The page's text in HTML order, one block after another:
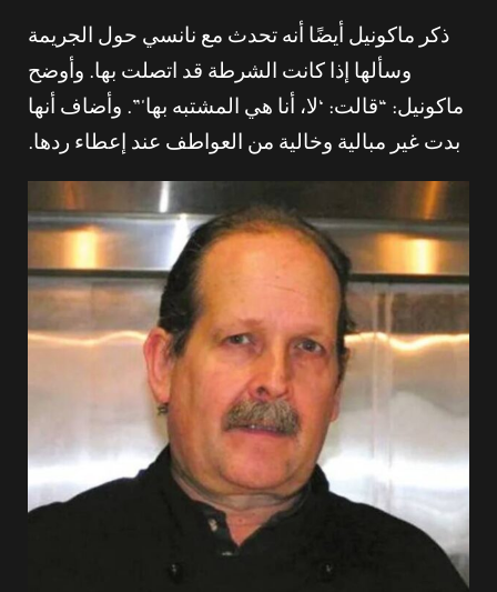
ذكر ماكونيل أيضًا أنه تحدث مع نانسي حول الجريمة
وسألها إذا كانت الشرطة قد اتصلت بها. وأوضح
ماكونيل: “قالت: ‘لا، أنا هي المشتبه بها'”. وأضاف أنها
بدت غير مبالية وخالية من العواطف عند إعطاء ردها.